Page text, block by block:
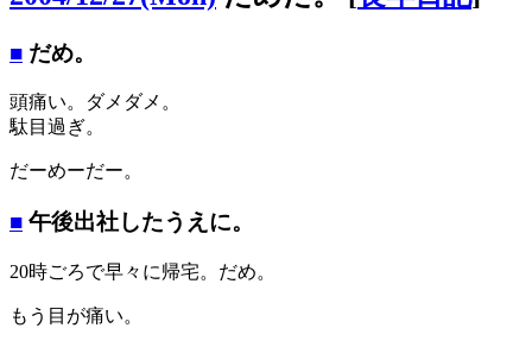
■ だめ。
頭痛い。ダメダメ。
駄目過ぎ。
だーめーだー。
■ 午後出社したうえに。
20時ごろで早々に帰宅。だめ。
もう目が痛い。